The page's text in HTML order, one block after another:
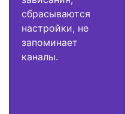
сбрасываются
настройки, не
запоминает
каналы.